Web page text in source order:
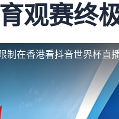
观赛终
制 在香港看抖音世界杯直